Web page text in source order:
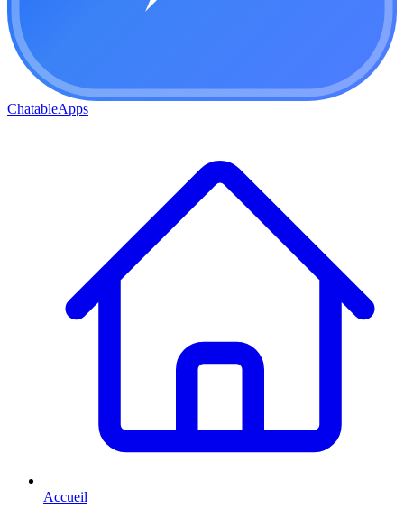
ChatableApps
Accueil